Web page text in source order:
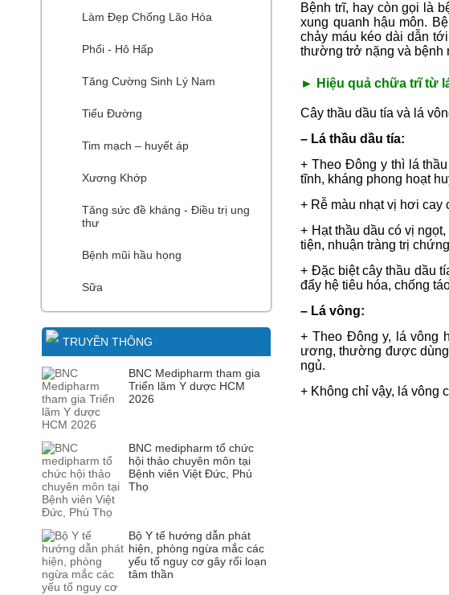
Làm Đẹp Chống Lão Hóa
Phổi - Hô Hấp
Tăng Cường Sinh Lý Nam
Tiểu Đường
Tim mạch – huyết áp
Xương Khớp
Tăng sức đề kháng - Điều trị ung
thư
Bệnh mũi hầu họng
Sữa
TRUYỀN THÔNG
BNC Medipharm tham gia
Triển lãm Y dược HCM
2026
BNC medipharm tổ chức
hội thảo chuyên môn tại
Bệnh viên Việt Đức, Phú
Thọ
Bộ Y tế hướng dẫn phát
hiện, phòng ngừa mắc các
yếu tố nguy cơ gây rối loạn
tâm thần
Bệnh trĩ, hay còn gọi là
xung quanh hậu môn.
chảy máu kéo dài dẫn
thường trở nặng và bệnh
► Hiệu quả chữa trĩ từ
Cây thầu dầu tía và lá
– Lá thầu dầu tía:
+ Theo Đông y thì lá
tĩnh, kháng phong hoạt
​+ Rễ màu nhạt vị hơi cay
​+ Hạt thầu dầu có vị
tiện, nhuận tràng trị
​+ Đặc biệt cây thầu dầu
đẩy hệ tiêu hóa, chống
– Lá vông:
+ Theo Đông y, lá vông
ương, thường được dùng
ngủ.
+ Không chỉ vậy, lá vông